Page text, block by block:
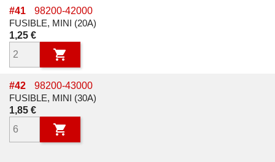
#41
98200-42000
FUSIBLE, MINI (20A)
Prix
1,25 €

#42
98200-43000
FUSIBLE, MINI (30A)
Prix
1,85 €
